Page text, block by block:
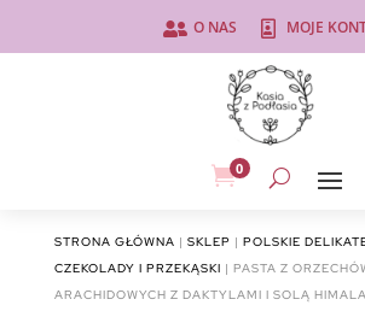
 O NAS  MOJE
0
STRONA GŁÓWNA | SKLEP | POLSKIE
CZEKOLADY I PRZEKĄSKI | PASTA Z
ARACHIDOWYCH Z DAKTYLAMI I SOLĄ